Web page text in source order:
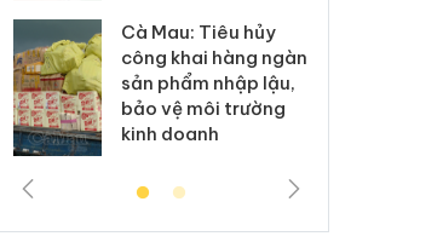
Cà Mau: Tiêu hủy
công khai hàng ngàn
sản phẩm nhập lậu,
bảo vệ môi trường
kinh doanh